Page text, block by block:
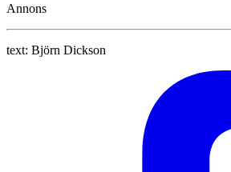
Annons
text: Björn Dickson